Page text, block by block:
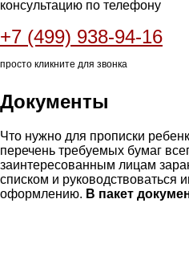
консультацию по телефону
+7 (499) 938-94-16
просто кликните для звонка
Документы
Что нужно для прописки
перечень требуемых бумаг
заинтересованным лицам
списком и руководствоваться
оформлению. В пакет